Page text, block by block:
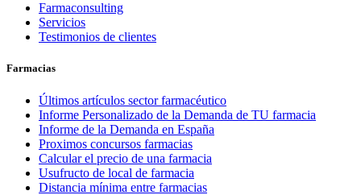
Farmaconsulting
Servicios
Testimonios de clientes
Farmacias
Últimos artículos sector farmacéutico
Informe Personalizado de la Demanda de TU farmacia
Informe de la Demanda en España
Proximos concursos farmacias
Calcular el precio de una farmacia
Usufructo de local de farmacia
Distancia mínima entre farmacias